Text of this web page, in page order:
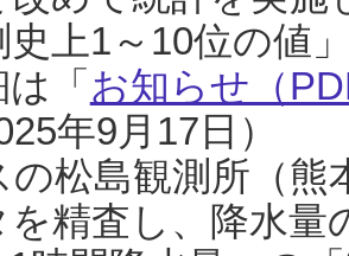
史上1～10位の値
「 お知らせ（
年9月17日）
の松島観測所（熊
を精査し、降水